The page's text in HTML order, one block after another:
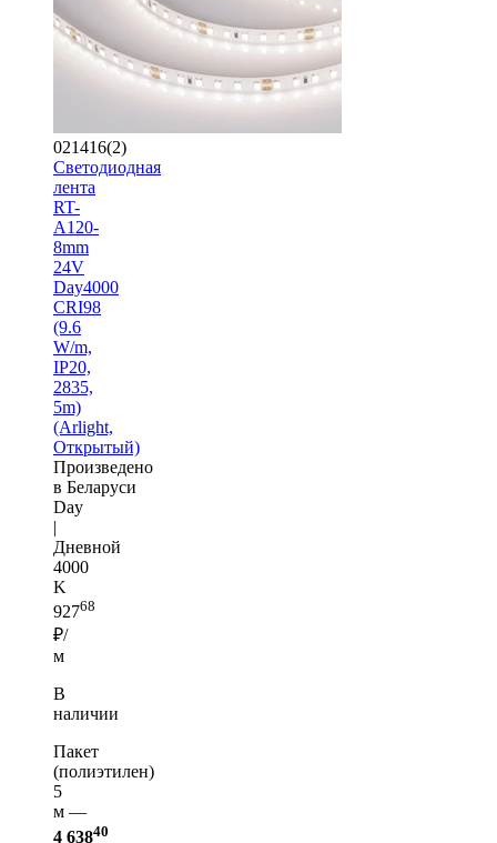
021416(2)
Светодиодная
лента
RT-
A120-
8mm
24V
Day4000
CRI98
(9.6
W/m,
IP20,
2835,
5m)
(Arlight,
Открытый)
Произведено
в Беларуси
Day
|
Дневной
4000
K
92768
₽/
м
В
наличии
Пакет
(полиэтилен)
5
м —
4 63840